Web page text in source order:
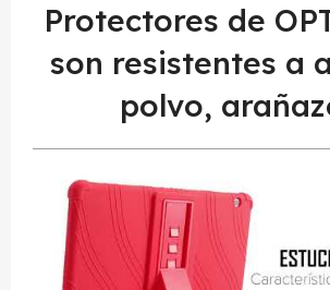
Protectores de
son resistentes a
polvo,